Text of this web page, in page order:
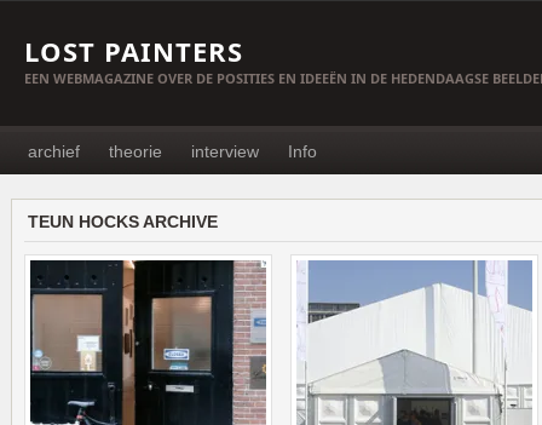
LOST PAINTERS
EEN WEBMAGAZINE OVER DE POSITIES EN IDEEËN IN DE HEDENDAAGSE
archief theorie interview Info
TEUN HOCKS ARCHIVE